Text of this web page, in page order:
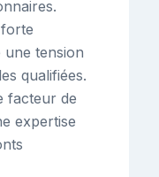
une tension
qualifiées.
facteur de
expertise